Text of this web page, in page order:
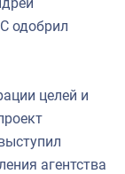
одобрил
целей и
агентства